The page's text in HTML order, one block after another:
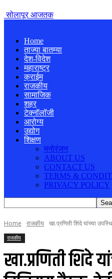
सोलापूर आजतक
Home
ताज्या बातम्या
देश-विदेश
महाराष्ट्र
क्राईम
राजकीय
सामाजिक
शहर
टेक्नॉलॉजी
आरोग्य
उद्योग
शिक्षण
मनोरंजन
ABOUT US
CONTACT US
TERMS &
PRIVACY POLICY
Home राजकीय खा.प्रणिती शिंदे यांच्या
राजकीय
खा.प्रणिती शिंदे